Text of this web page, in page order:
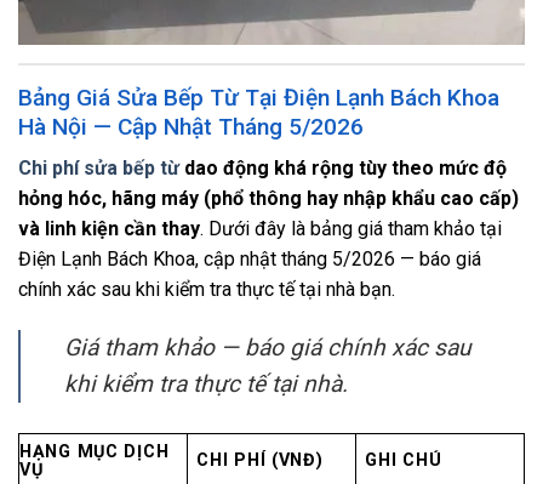
Bảng Giá Sửa Bếp Từ Tại Điện Lạnh Bách Khoa
Hà Nội — Cập Nhật Tháng 5/2026
Chi phí sửa bếp từdao động khá rộng tùy theo mức độ
hỏng hóc, hãng máy (phổ thông hay nhập khẩu cao cấp)
và linh kiện cần thay. Dưới đây là bảng giá tham khảo tại
Điện Lạnh Bách Khoa, cập nhật tháng 5/2026 — báo giá
chính xác sau khi kiểm tra thực tế tại nhà bạn.
Giá tham khảo — báo giá chính xác sau
khi kiểm tra thực tế tại nhà.
HẠNG MỤC DỊCH
VỤ
CHI PHÍ (VNĐ) GHI CHÚ